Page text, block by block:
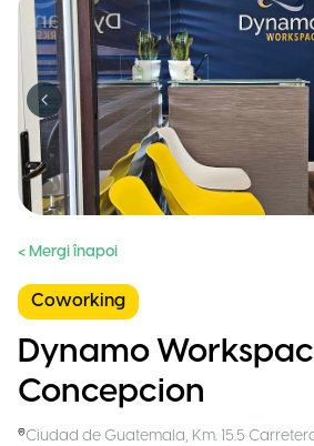
Previous slide
< Mergi înapoi
Coworking
Dynamo
Concepcion
Ciudad de Guatemala, Km. 15.5